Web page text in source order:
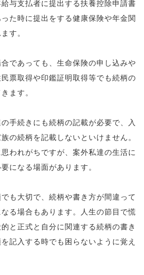
与支払者に提出する扶養控除申請書
た時に提出をする健康保険や年金関
す。
であっても、生命保険の申し込みや
票取得や印鑑証明取得等でも続柄の
ます。
手続きにも続柄の記載が必要で、入
の続柄を記載しないといけません。
われがちですが、案外私達の生活に
になる場面があります。
も大切で、続柄や書き方が間違って
る場合もあります。人生の節目で慌
と正式と自分に関連する続柄の書き
記入する時でも困らないように覚え